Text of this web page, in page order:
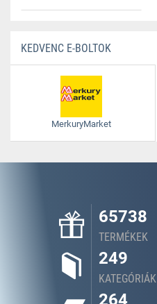
KEDVENC E-BOLTOK
MerkuryMarket
65738
TERMÉKEK
249
KATEGÓRIÁK
264